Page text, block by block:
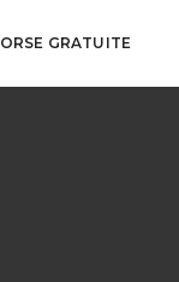
GRATUITE